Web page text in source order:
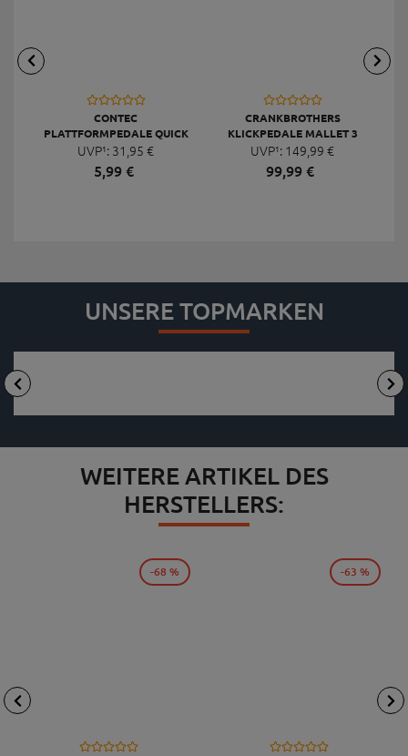
CONTEC
PLATTFORMPEDALE QUICK
NEO DELUXE
UVP¹: 31,95 €
5,99 €
CRANKBROTHERS
KLICKPEDALE MALLET 3
UVP¹: 149,99 €
99,99€
UNSERE TOPMARKEN
WEITERE ARTIKEL DES
HERSTELLERS:
-68 % -63 %